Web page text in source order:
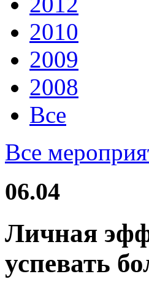
2010
2009
2008
Все
Все
06.04
Личная
успевать